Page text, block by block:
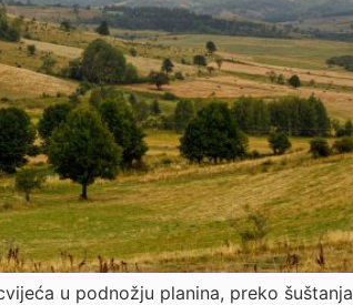
u podnožju planina, preko šuštanja